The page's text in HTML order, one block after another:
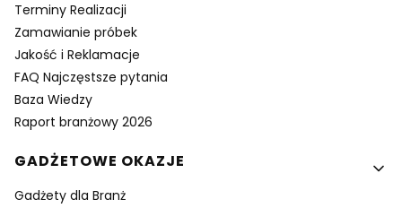
Terminy Realizacji
Zamawianie próbek
Jakość i Reklamacje
FAQ Najczęstsze pytania
Baza Wiedzy
Raport branżowy 2026
GADŻETOWE OKAZJE
Gadżety dla Branż